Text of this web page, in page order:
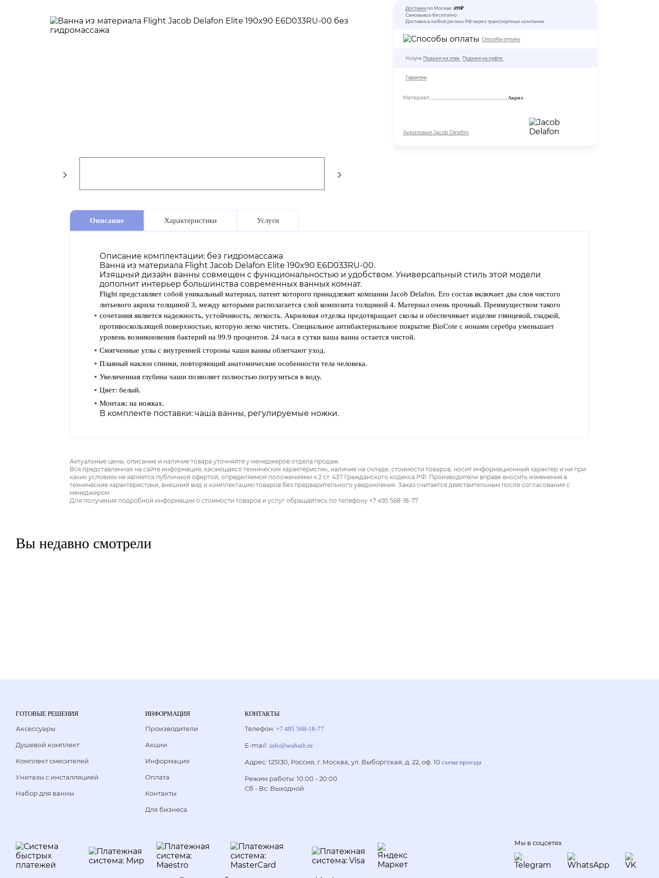
Доставка по Москве: 499₽
Самовывоз-бесплатно
Доставка в любой регион РФ через транспортные компании
Способы оплаты
Услуги: Подъем на этаж Подъем на лифте
Гарантии
Материал Акрил
Акриловые Jacob Delafon
Описание Характеристики Услуги
Описание комплектации: без гидромассажа
Ванна из материала Flight Jacob Delafon Elite 190x90 E6D033RU-00.
Изящный дизайн ванны совмещен с функциональностью и удобством. Универсальный стиль этой модели
дополнит интерьер большинства современных ванных комнат.
Flight представляет собой уникальный материал, патент которого принадлежит компании Jacob Delafon. Его состав включает два слоя чистого
литьевого акрила толщиной 3, между которыми располагается слой композита толщиной 4. Материал очень прочный. Преимуществом такого
сочетания является надежность, устойчивость, легкость. Акриловая отделка предотвращает сколы и обеспечивает изделие глянцевой, гладкой,
противоскользящей поверхностью, которую легко чистить. Специальное антибактериальное покрытие BioCote с ионами серебра уменьшает
уровень возникновения бактерий на 99.9 процентов. 24 часа в сутки ваша ванна остается чистой.
Смягченные углы с внутренней стороны чаши ванны облегчают уход.
Плавный наклон спинки, повторяющий анатомические особенности тела человека.
Увеличенная глубина чаши позволяет полностью погрузиться в воду.
Цвет: белый.
Монтаж: на ножках.
В комплекте поставки: чаша ванны, регулируемые ножки.
Актуальные цены, описание и наличие товара уточняйте у менеджеров отдела продаж.
Вся представленная на сайте информация, касающаяся технических характеристик, наличия на складе, стоимости товаров, носит информационный характер и ни при
каких условиях не является публичной офертой, определяемой положениями ч.2 ст. 437 Гражданского кодекса РФ. Производители вправе вносить изменения в
технические характеристики, внешний вид и комплектацию товаров без предварительного уведомления. Заказ считается действительным после согласования с
менеджером.
Для получения подробной информации о стоимости товаров и услуг обращайтесь по телефону +7 495 568-18-77
Вы недавно смотрели
ГОТОВЫЕ РЕШЕНИЯ
Аксессуары
Душевой комплект
Комплект смесителей
Унитазы с инсталляцией
Набор для ванны
ИНФОРМАЦИЯ
Производители
Акции
Информация
Оплата
Контакты
Для бизнеса
КОНТАКТЫ
Телефон: +7 495 568-18-77
E-mail: info@seabath.ru
Адрес: 125130, Россия, г. Москва, ул. Выборгская, д. 22, оф. 10 схема проезда
Режим работы: 10:00 - 20:00
Сб - Вс: Выходной
Мы в соцсетях